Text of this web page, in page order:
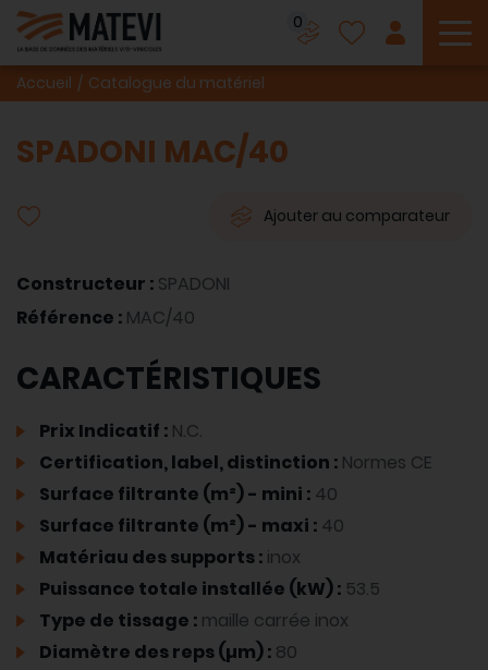
0
Accueil Catalogue du matériel
SPADONI MAC/40
Ajouter au comparateur
Constructeur : SPADONI
Référence : MAC/40
CARACTÉRISTIQUES
Prix Indicatif : N.C.
Certification, label, distinction : Normes CE
Surface filtrante (m²) - mini : 40
Surface filtrante (m²) - maxi : 40
Matériau des supports : inox
Puissance totale installée (kW) : 53.5
Type de tissage : maille carrée inox
Diamètre des reps (µm) : 80